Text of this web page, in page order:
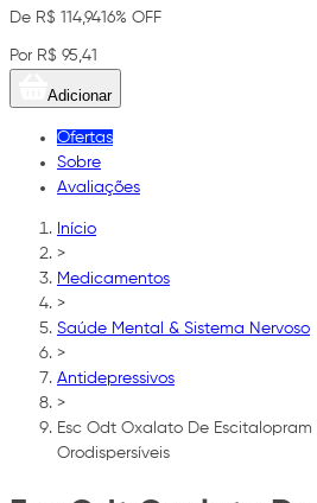
De R$ 114,9416% OFF
Por R$ 95,41
Adicionar
Ofertas
Sobre
Avaliações
Início
>
Medicamentos
>
Saúde Mental & Sistema Nervoso
>
Antidepressivos
>
Esc Odt Oxalato De
Orodispersíveis